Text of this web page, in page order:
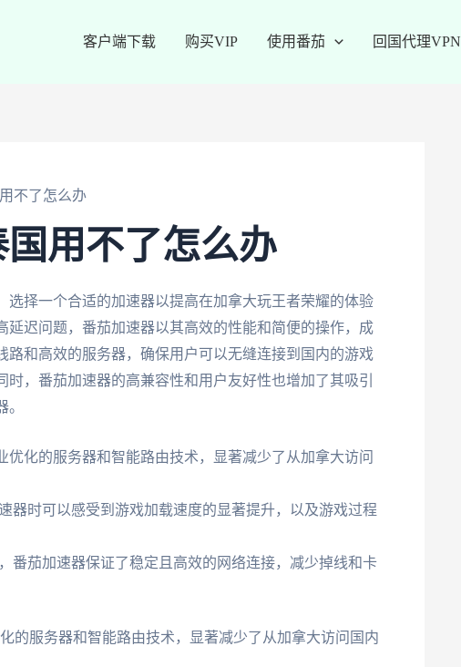
客户端下载 购买VIP 使用番茄 回国代理VPN
不了怎么办
用不了怎么办
择一个合适的加速器以提高在加拿大玩王者荣耀的体验
延迟问题，番茄加速器以其高效的性能和简便的操作，成
和高效的服务器，确保用户可以无缝连接到国内的游戏
，番茄加速器的高兼容性和用户友好性也增加了其吸引
化的服务器和智能路由技术，显著减少了从加拿大访问
器时可以感受到游戏加载速度的显著提升，以及游戏过程
番茄加速器保证了稳定且高效的网络连接，减少掉线和卡
的服务器和智能路由技术，显著减少了从加拿大访问国内